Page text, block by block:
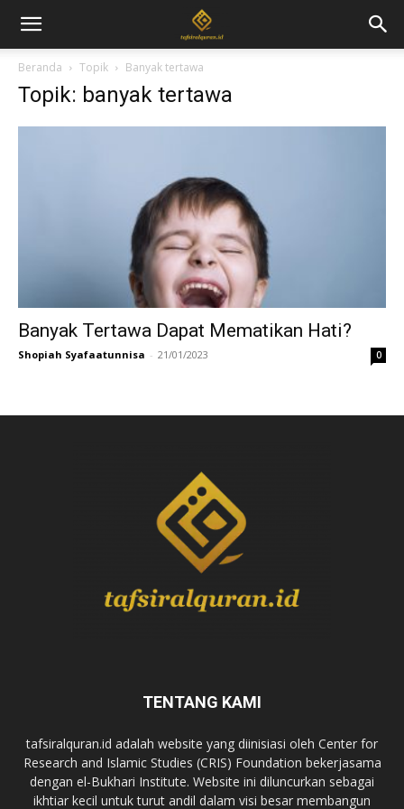
Beranda Topik Banyak tertawa
Topik: banyak tertawa
Banyak Tertawa Dapat Mematikan Hati?
Shopiah Syafaatunnisa - 21/01/2023 0
TENTANG KAMI
tafsiralquran.id adalah website yang diinisiasi oleh Center for
Research and Islamic Studies (CRIS) Foundation bekerjasama
dengan el-Bukhari Institute. Website ini diluncurkan sebagai
ikhtiar kecil untuk turut andil dalam visi besar membangun